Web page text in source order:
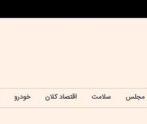
مجلس سلامت اقتصاد کلان خودرو